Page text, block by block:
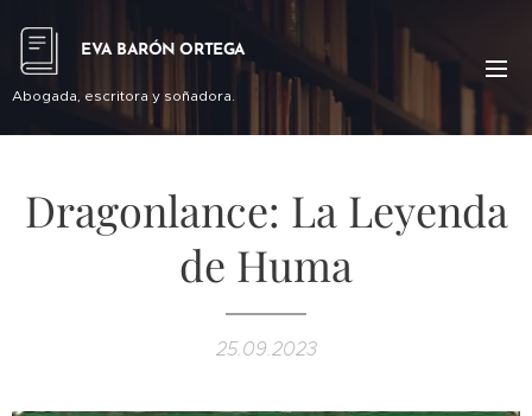
EVA BARÓN ORTEGA
Abogada, escritora y soñadora.
Dragonlance: La Leyenda
de Huma
25.09.2023